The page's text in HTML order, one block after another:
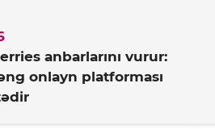
anbarlarını vurur:
onlayn platforması